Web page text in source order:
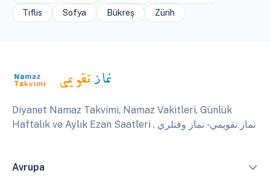
Tiflis
Sofya Bükreş Zürih
Diyanet Namaz Takvimi, Namaz Vakitleri, Günlük
Haftalık ve Aylık Ezan Saatleri . نماز تقويمي - نماز وقتلري
Avrupa